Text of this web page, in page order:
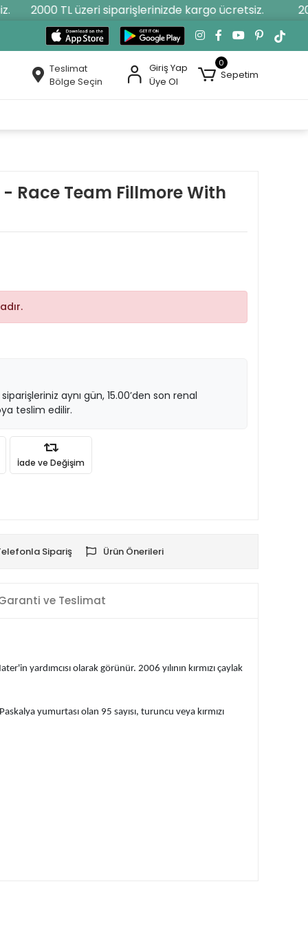
2000 TL üzeri siparişlerinizde kargo ücretsiz.
Teslimat
Bölge Seçin
Giriş Yap
Üye Ol
0
Sepetim
Race Team Fillmore With
aynı gün, 15.00’den son renal
teslim edilir.
İade ve Değişim
Sipariş Ürün Önerileri
ve Teslimat
yardımcısı olarak görünür. 2006 yılının kırmızı çaylak
yumurtası olan 95 sayısı, turuncu veya kırmızı